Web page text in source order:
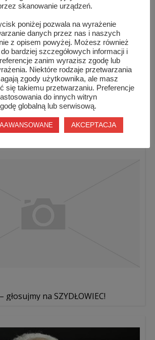
w Szydłowcu to rewelacyjna
świętowania. W tym roku znów
słonecznie, a także dostojnie.
na SZYDŁOWIEC!
skanowanie urządzeń.
poniżej pozwala na wyrażenie
danych przez nas i naszych
z opisem powyżej. Możesz również
bardziej szczegółowych informacji i
zanim wyrazisz zgodę lub
Niektóre rodzaje przetwarzania
zgody użytkownika, ale masz
się takiemu przetwarzaniu. Preferencje
do innych witryn
globalną lub serwisową.
AKCEPTACJA